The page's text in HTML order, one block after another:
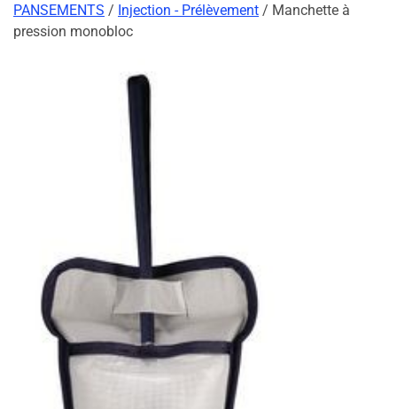
PANSEMENTS / Injection - Prélèvement / Manchette à
pression monobloc